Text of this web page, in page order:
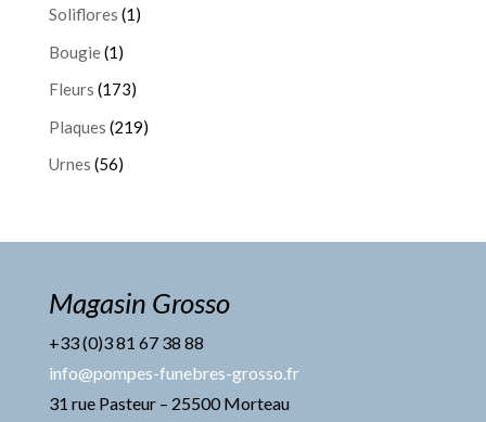
Soliflores (1)
Bougie(1)
Fleurs (173)
Plaques (219)
Urnes (56)
Magasin Grosso
+33 (0)3 81 67 38 88
info@pompes-funebres-grosso.fr
31 rue Pasteur – 25500 Morteau